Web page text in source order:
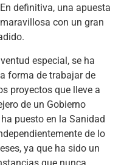
definitiva, una apuesta
con un gran
especial, se ha
forma de trabajar de
proyectos que lleve a
de un Gobierno
puesto en la Sanidad
de lo
ya que ha sido un
que nunca